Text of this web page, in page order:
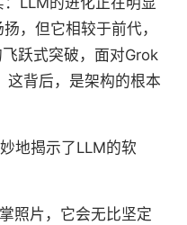
，但它相较于前代，
跃式突破，面对Grok
这背后，是架构的根本
地揭示了LLM的软
照片，它会无比坚定